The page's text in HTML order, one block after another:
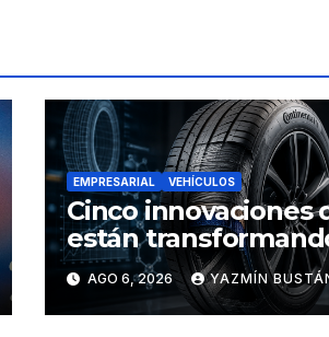
EMPRESARIAL VEHÍCULOS
Cinco innovaciones
están
industria de los
redefinen el futuro
movilidad
AGO 6, 2026 YAZMÍN